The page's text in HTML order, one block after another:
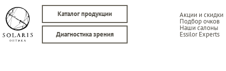
Каталог продукции Акции и скидки
Подбор очков
Наши салоны
Essilor Experts
Диагностика зрения